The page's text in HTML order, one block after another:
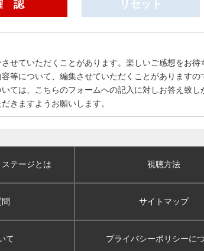
せていただくことがあります。楽しいご感想をお
等について、編集させていただくことがありますの
ては、こちらのフォームへの記入に対しお答え致
きますようお願いします。
ステージとは 視聴方法
サイトマップ
て プライバシーポリシーに